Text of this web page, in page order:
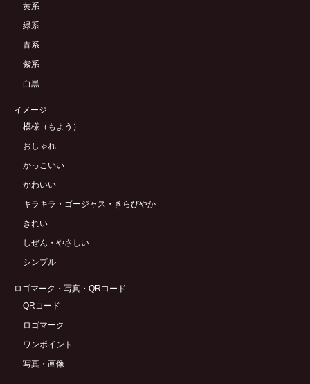
黄系
緑系
青系
紫系
白黒
イメージ
模様（もよう）
おしゃれ
かっこいい
かわいい
キラキラ・ゴージャス・きらびやか
きれい
しぜん・やさしい
シンプル
ロゴマーク・写真・QRコード
QRコード
ロゴマーク
ワンポイント
写真・画像